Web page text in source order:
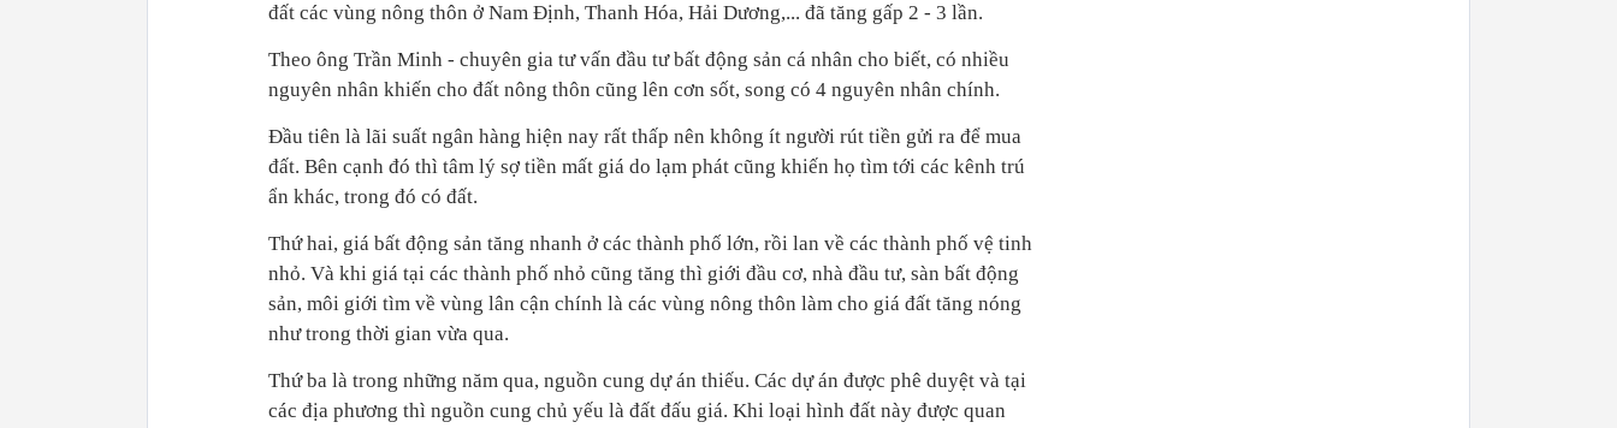
đất các vùng nông thôn ở Nam Định, Thanh Hóa, Hải Dương,... đã tăng gấp 2 - 3 lần.
Theo ông Trần Minh - chuyên gia tư vấn đầu tư bất động sản cá nhân cho biết, có nhiều
nguyên nhân khiến cho đất nông thôn cũng lên cơn sốt, song có 4 nguyên nhân chính.
Đầu tiên là lãi suất ngân hàng hiện nay rất thấp nên không ít người rút tiền gửi ra để mua
đất. Bên cạnh đó thì tâm lý sợ tiền mất giá do lạm phát cũng khiến họ tìm tới các kênh trú
ẩn khác, trong đó có đất.
Thứ hai, giá bất động sản tăng nhanh ở các thành phố lớn, rồi lan về các thành phố vệ tinh
nhỏ. Và khi giá tại các thành phố nhỏ cũng tăng thì giới đầu cơ, nhà đầu tư, sàn bất động
sản, môi giới tìm về vùng lân cận chính là các vùng nông thôn làm cho giá đất tăng nóng
như trong thời gian vừa qua.
Thứ ba là trong những năm qua, nguồn cung dự án thiếu. Các dự án được phê duyệt và tại
các địa phương thì nguồn cung chủ yếu là đất đấu giá. Khi loại hình đất này được quan